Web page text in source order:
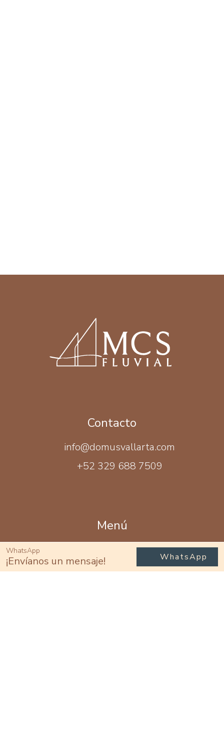
WhatsApp
¡Envíanos un mensaje! WhatsApp
Contacto
info@domusvallarta.com
+52 329 688 7509
Menú
Inventario